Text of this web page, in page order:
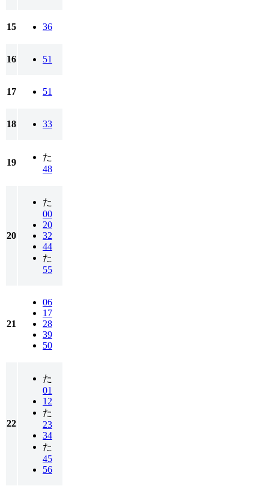
15 36
16 51
17 51
18 33
19
た
48
20
た
00
20
32
44
た
55
21
06
17
28
39
50
22
た
01
12
た
23
34
た
45
56